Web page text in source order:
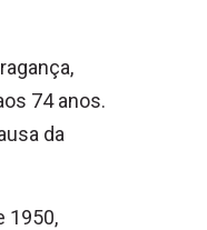
74 anos.
da
1950,